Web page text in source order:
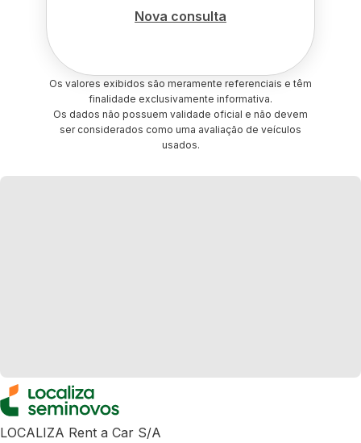
Nova consulta
Os valores exibidos são meramente referenciais e têm
finalidade exclusivamente informativa.
Os dados não possuem validade oficial e não devem
ser considerados como uma avaliação de veículos
usados.
LOCALIZA Rent a Car S/A